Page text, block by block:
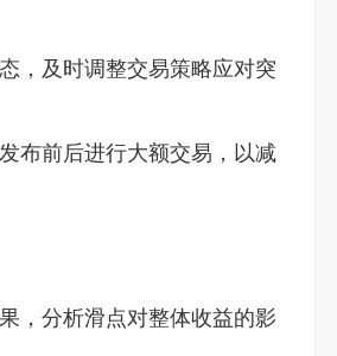
，及时调整交易策略应对突
布前后进行大额交易，以减
，分析滑点对整体收益的影